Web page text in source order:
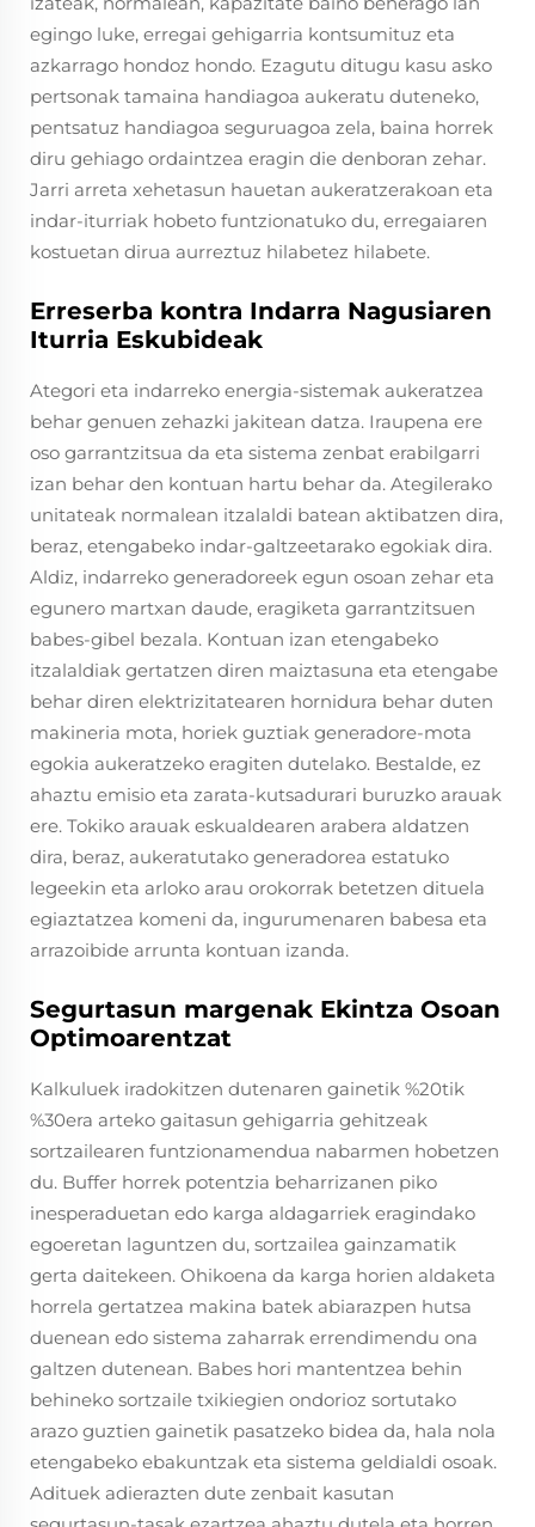
egingo luke, erregai gehigarria kontsumituz eta
azkarrago hondoz hondo. Ezagutu ditugu kasu asko
pertsonak tamaina handiagoa aukeratu duteneko,
pentsatuz handiagoa seguruagoa zela, baina horrek
diru gehiago ordaintzea eragin die denboran zehar.
Jarri arreta xehetasun hauetan aukeratzerakoan eta
indar-iturriak hobeto funtzionatuko du, erregaiaren
kostuetan dirua aurreztuz hilabetez hilabete.
Erreserba kontra Indarra Nagusiaren
Iturria Eskubideak
Ategori eta indarreko energia-sistemak aukeratzea
behar genuen zehazki jakitean datza. Iraupena ere
oso garrantzitsua da eta sistema zenbat erabilgarri
izan behar den kontuan hartu behar da. Ategilerako
unitateak normalean itzalaldi batean aktibatzen dira,
beraz, etengabeko indar-galtzeetarako egokiak dira.
Aldiz, indarreko generadoreek egun osoan zehar eta
egunero martxan daude, eragiketa garrantzitsuen
babes-gibel bezala. Kontuan izan etengabeko
itzalaldiak gertatzen diren maiztasuna eta etengabe
behar diren elektrizitatearen hornidura behar duten
makineria mota, horiek guztiak generadore-mota
egokia aukeratzeko eragiten dutelako. Bestalde, ez
ahaztu emisio eta zarata-kutsadurari buruzko arauak
ere. Tokiko arauak eskualdearen arabera aldatzen
dira, beraz, aukeratutako generadorea estatuko
legeekin eta arloko arau orokorrak betetzen dituela
egiaztatzea komeni da, ingurumenaren babesa eta
arrazoibide arrunta kontuan izanda.
Segurtasun margenak Ekintza Osoan
Optimoarentzat
Kalkuluek iradokitzen dutenaren gainetik %20tik
%30era arteko gaitasun gehigarria gehitzeak
sortzailearen funtzionamendua nabarmen hobetzen
du. Buffer horrek potentzia beharrizanen piko
inesperaduetan edo karga aldagarriek eragindako
egoeretan laguntzen du, sortzailea gainzamatik
gerta daitekeen. Ohikoena da karga horien aldaketa
horrela gertatzea makina batek abiarazpen hutsa
duenean edo sistema zaharrak errendimendu ona
galtzen dutenean. Babes hori mantentzea behin
behineko sortzaile txikiegien ondorioz sortutako
arazo guztien gainetik pasatzeko bidea da, hala nola
etengabeko ebakuntzak eta sistema geldialdi osoak.
Adituek adierazten dute zenbait kasutan